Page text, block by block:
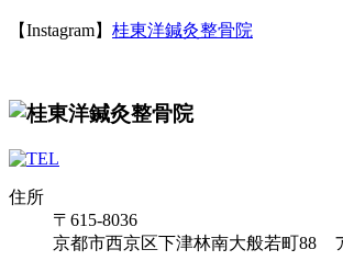
【Instagram】 桂東洋鍼灸整骨院
住所
〒615-8036
京都市西京区下津林南大般若町88